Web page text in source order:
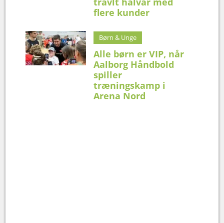
flere kunder
Børn & Unge
Alle børn er VIP, når
Aalborg Håndbold
spiller
træningskamp i
Arena Nord